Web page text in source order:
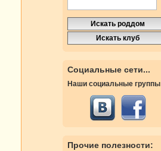
Социальные сети...
Наши социальные группы
Прочие полезности: